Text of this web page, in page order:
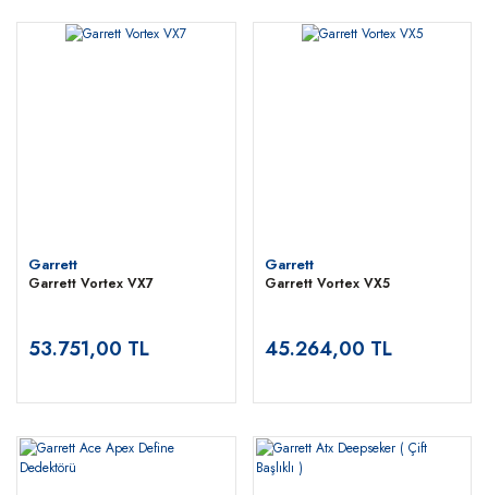
Garrett
Garrett Vortex VX7
53.751,00 TL
Garrett
Garrett Vortex VX5
45.264,00 TL